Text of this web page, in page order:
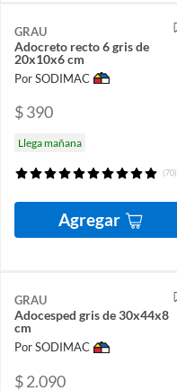
GRAU
Adocreto recto 6 gris de
20x10x6 cm
Por SODIMAC
$ 390
Llega mañana
(70)
Agregar
GRAU
Adocesped gris de 30x44x8
cm
Por SODIMAC
$ 2.090